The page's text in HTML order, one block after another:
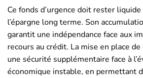
Ce fonds d’urgence doit rester
l’épargne long terme. Son
garantit une indépendance face aux
recours au crédit. La mise en place
une sécurité supplémentaire face à
économique instable, en permettant